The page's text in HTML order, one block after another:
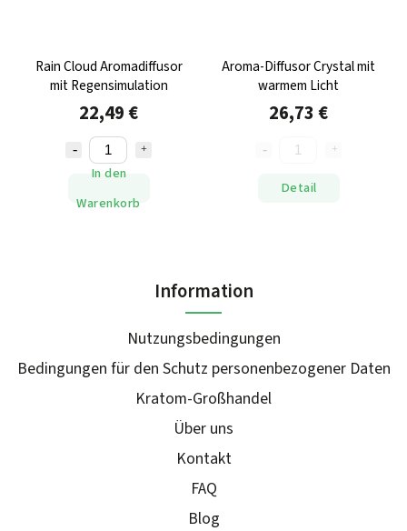
Rain Cloud Aromadiffusor
mit Regensimulation
22,49 €
In den
Warenkorb
Aroma-Diffusor Crystal mit
warmem Licht
26,73 €
Detail
Information
Nutzungsbedingungen
Bedingungen für den Schutz personenbezogener Daten
Kratom-Großhandel
Über uns
Kontakt
FAQ
Blog